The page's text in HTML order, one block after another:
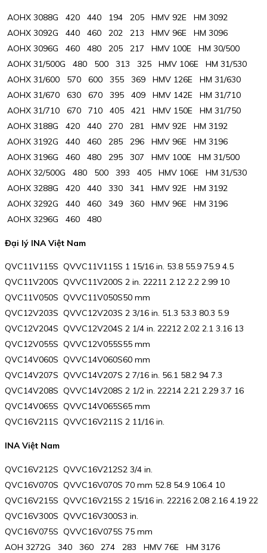
AOHX 3088G 420 440 194 205 HMV 92E HM 3092
AOHX 3092G 440 460 202 213 HMV 96E HM 3096
AOHX 3096G 460 480 205 217 HMV 100E HM 30/500
AOHX 31/500G 480 500 313 325 HMV 106E HM 31/530
AOHX 31/600 570 600 355 369 HMV 126E HM 31/630
AOHX 31/670 630 670 395 409 HMV 142E HM 31/710
AOHX 31/710 670 710 405 421 HMV 150E HM 31/750
AOHX 3188G 420 440 270 281 HMV 92E HM 3192
AOHX 3192G 440 460 285 296 HMV 96E HM 3196
AOHX 3196G 460 480 295 307 HMV 100E HM 31/500
AOHX 32/500G 480 500 393 405 HMV 106E HM 31/530
AOHX 3288G 420 440 330 341 HMV 92E HM 3192
AOHX 3292G 440 460 349 360 HMV 96E HM 3196
AOHX 3296G 460 480
Đại lý INA Việt Nam
QVC11V115S QVVC11V115S 1 15/16 in. 53.8 55.9 75.9 4.5
QVC11V200S QVVC11V200S 2 in. 22211 2.12 2.2 2.99 10
QVC11V050S QVVC11V050S50 mm
QVC12V203S QVVC12V203S 2 3/16 in. 51.3 53.3 80.3 5.9
QVC12V204S QVVC12V204S 2 1/4 in. 22212 2.02 2.1 3.16 13
QVC12V055S QVVC12V055S55 mm
QVC14V060S QVVC14V060S60 mm
QVC14V207S QVVC14V207S 2 7/16 in. 56.1 58.2 94 7.3
QVC14V208S QVVC14V208S 2 1/2 in. 22214 2.21 2.29 3.7 16
QVC14V065S QVVC14V065S65 mm
QVC16V211S QVVC16V211S 2 11/16 in.
INA Việt Nam
QVC16V212S QVVC16V212S2 3/4 in.
QVC16V070S QVVC16V070S 70 mm 52.8 54.9 106.4 10
QVC16V215S QVVC16V215S 2 15/16 in. 22216 2.08 2.16 4.19 22
QVC16V300S QVVC16V300S3 in.
QVC16V075S QVVC16V075S 75 mm
AOH 3272G 340 360 274 283 HMV 76E HM 3176